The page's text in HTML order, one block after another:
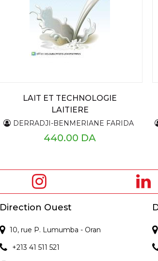
LAIT ET TECHNOLOGIE
LAITIERE
DERRADJI-BENMERIANE FARIDA
440.00 DA
Direction Ouest
10, rue P. Lumumba - Oran
+213 41 511 521